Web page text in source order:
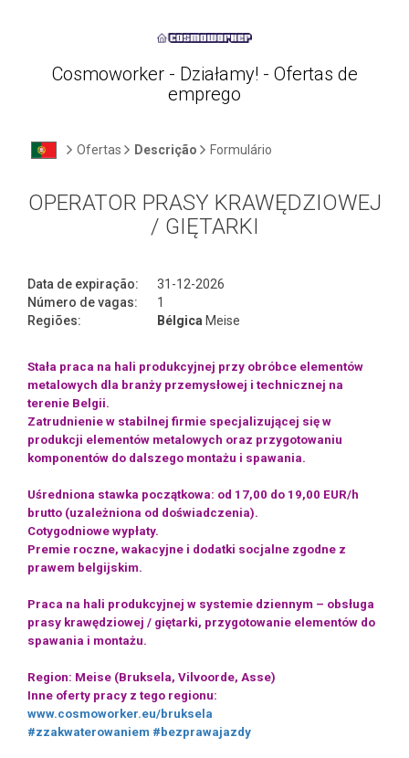
Cosmoworker - Działamy! - Ofertas de
emprego
Ofertas Descrição Formulário
OPERATOR PRASY KRAWĘDZIOWEJ
/ GIĘTARKI
Data de expiração:
31-12-2026
Número de vagas:
1
Regiões:
Bélgica Meise
Stała praca na hali produkcyjnej przy obróbce elementów
metalowych dla branży przemysłowej i technicznej na
terenie Belgii.
Zatrudnienie w stabilnej firmie specjalizującej się w
produkcji elementów metalowych oraz przygotowaniu
komponentów do dalszego montażu i spawania.
Uśredniona stawka początkowa: od 17,00 do 19,00 EUR/h
brutto (uzależniona od doświadczenia).
Cotygodniowe wypłaty.
Premie roczne, wakacyjne i dodatki socjalne zgodne z
prawem belgijskim.
Praca na hali produkcyjnej w systemie dziennym – obsługa
prasy krawędziowej / giętarki, przygotowanie elementów do
spawania i montażu.
Region: Meise (Bruksela, Vilvoorde, Asse)
Inne oferty pracy z tego regionu:
www.cosmoworker.eu/bruksela
#zzakwaterowaniem #bezprawajazdy